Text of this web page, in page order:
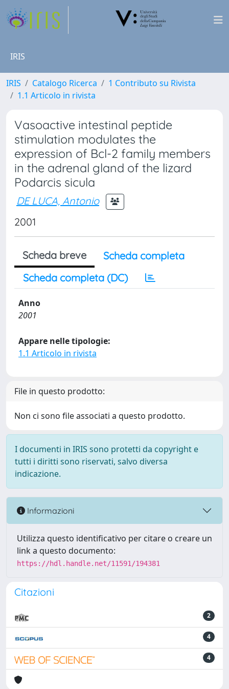
IRIS
IRIS Catalogo Ricerca
1 Contributo su Rivista
1.1 Articolo in rivista
Vasoactive intestinal peptide
stimulation modulates the
expression of Bcl-2 family members
in the adrenal gland of the lizard
Podarcis sicula
DE LUCA, Antonio
2001
Scheda breve
Scheda completa
Scheda completa (DC)
Anno
2001
Appare nelle tipologie:
1.1 Articolo in rivista
File in questo prodotto:
Non ci sono file associati a questo prodotto.
I documenti in IRIS sono protetti da copyright e
tutti i diritti sono riservati, salvo diversa
indicazione.
Informazioni
Utilizza questo identificativo per citare o creare un
link a questo documento:
https://hdl.handle.net/11591/194381
Citazioni
2
4
4